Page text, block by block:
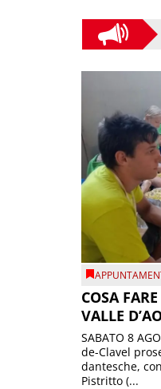
COSA
VALLE
SABATO 8
de-Clavel
dantesche,
Pistritto (...